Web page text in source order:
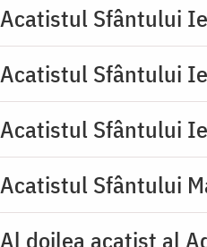
Acatistul Sfântului
Acatistul Sfântului
Acatistul Sfântului
Acatistul Sfântului
Al doilea acatist al